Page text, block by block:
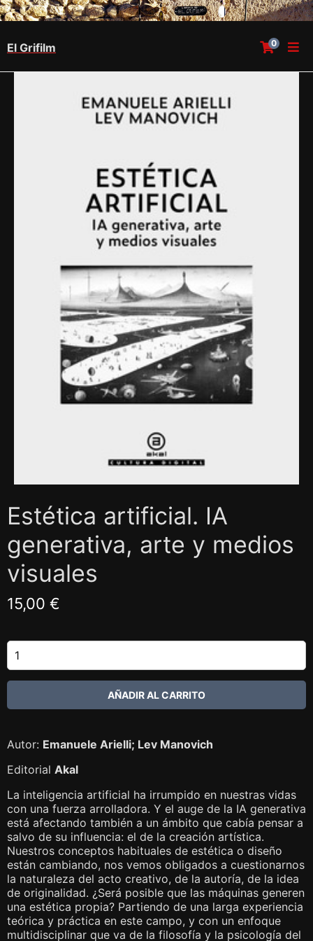
El Grifilm 0
Estética artificial. IA
generativa, arte y medios
visuales
15,00 €
Autor: Emanuele Arielli; Lev Manovich
Editorial Akal
La inteligencia artificial ha irrumpido en nuestras vidas
con una fuerza arrolladora. Y el auge de la IA generativa
está afectando también a un ámbito que cabía pensar a
salvo de su influencia: el de la creación artística.
Nuestros conceptos habituales de estética o diseño
están cambiando, nos vemos obligados a cuestionarnos
la naturaleza del acto creativo, de la autoría, de la idea
de originalidad. ¿Será posible que las máquinas generen
una estética propia? Partiendo de una larga experiencia
teórica y práctica en este campo, y con un enfoque
multidisciplinar que va de la filosofía y la psicología del